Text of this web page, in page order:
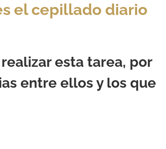
el cepillado diario
esta tarea, por
entre ellos y los que